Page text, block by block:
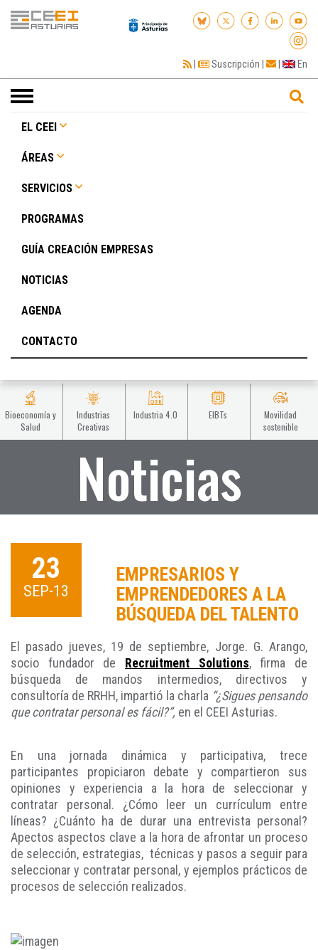
| Suscripción | | En
Toggle
navigation
EL CEEI
ÁREAS
SERVICIOS
PROGRAMAS
GUÍA CREACIÓN EMPRESAS
NOTICIAS
AGENDA
CONTACTO
Bioeconomía y
Salud
Industrias
Creativas
Industria 4.0 EIBTs
Movilidad
sostenible
Noticias
23
SEP-13
EMPRESARIOS Y
EMPRENDEDORES A LA
BÚSQUEDA DEL TALENTO
El pasado jueves, 19 de septiembre, Jorge. G. Arango,
socio fundador de Recruitment Solutions, firma de
búsqueda de mandos intermedios, directivos y
consultoría de RRHH, impartió la charla “¿Sigues pensando
que contratar personal es fácil?”, en el CEEI Asturias.
En una jornada dinámica y participativa, trece
participantes propiciaron debate y compartieron sus
opiniones y experiencia a la hora de seleccionar y
contratar personal. ¿Cómo leer un currículum entre
líneas? ¿Cuánto ha de durar una entrevista personal?
Apectos aspectos clave a la hora de afrontar un proceso
de selección, estrategias, técnicas y pasos a seguir para
seleccionar y contratar personal, y ejemplos prácticos de
procesos de selección realizados.